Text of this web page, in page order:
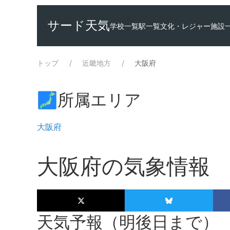
サード天気学校一覧駅一覧文化・レジャー施設
トップ 近畿地方 大阪府
🗾所属エリア
大阪府
大阪府の気象情報
天気予報（明後日まで）